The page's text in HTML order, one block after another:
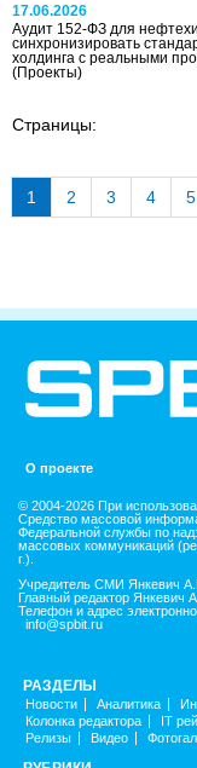
17.06.2026
Аудит 152-ФЗ для
синхронизировать
холдинга с реальными
(Проекты)
Страницы:
1 2 3 4 5
О проекте
© 2004-2026 При
Средство массовой
Федеральной службы по
массовых коммуникаций
г.).
Учредитель СМИ Янкевич
Главный редактор Янкевич
Телефон и адрес
info@spbit.ru
РАЗДЕЛЫ
Новости Аналитика
Колонка редактора
IT
Релизы
Видео